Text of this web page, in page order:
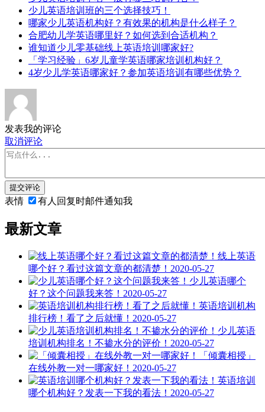
少儿英语培训班的三个选择技巧！
哪家少儿英语机构好？有效果的机构是什么样子？
合肥幼儿学英语哪里好？如何选到合适机构？
谁知道少儿零基础线上英语培训哪家好?
「学习经验」6岁儿童学英语哪家培训机构好？
4岁少儿学英语哪家好？参加英语培训有哪些优势？
发表我的评论
取消评论
提交评论
表情 有人回复时邮件通知我
最新文章
线上英语
哪个好？看过这篇文章的都清楚！ 2020-05-27
少儿英语哪个
好？这个问题我来答！ 2020-05-27
英语培训机构
排行榜！看了之后就懂！ 2020-05-27
少儿英语
培训机构排名！不掺水分的评价！ 2020-05-27
「倾囊相授」
在线外教一对一哪家好！ 2020-05-27
英语培训
哪个机构好？发表一下我的看法！ 2020-05-27